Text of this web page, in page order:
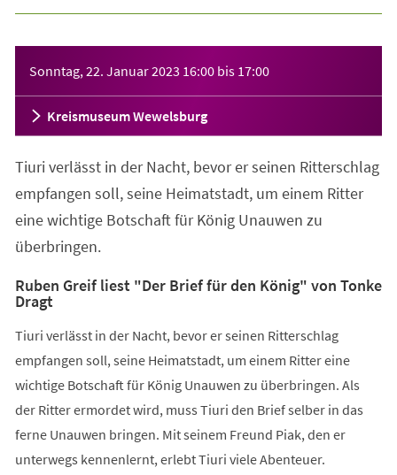
Sonntag, 22. Januar 2023 16:00 bis 17:00
Kreismuseum Wewelsburg
Tiuri verlässt in der Nacht, bevor er seinen Ritterschlag
empfangen soll, seine Heimatstadt, um einem Ritter
eine wichtige Botschaft für König Unauwen zu
überbringen.
Ruben Greif liest "Der Brief für den König" von Tonke
Dragt
Tiuri verlässt in der Nacht, bevor er seinen Ritterschlag
empfangen soll, seine Heimatstadt, um einem Ritter eine
wichtige Botschaft für König Unauwen zu überbringen. Als
der Ritter ermordet wird, muss Tiuri den Brief selber in das
ferne Unauwen bringen. Mit seinem Freund Piak, den er
unterwegs kennenlernt, erlebt Tiuri viele Abenteuer.